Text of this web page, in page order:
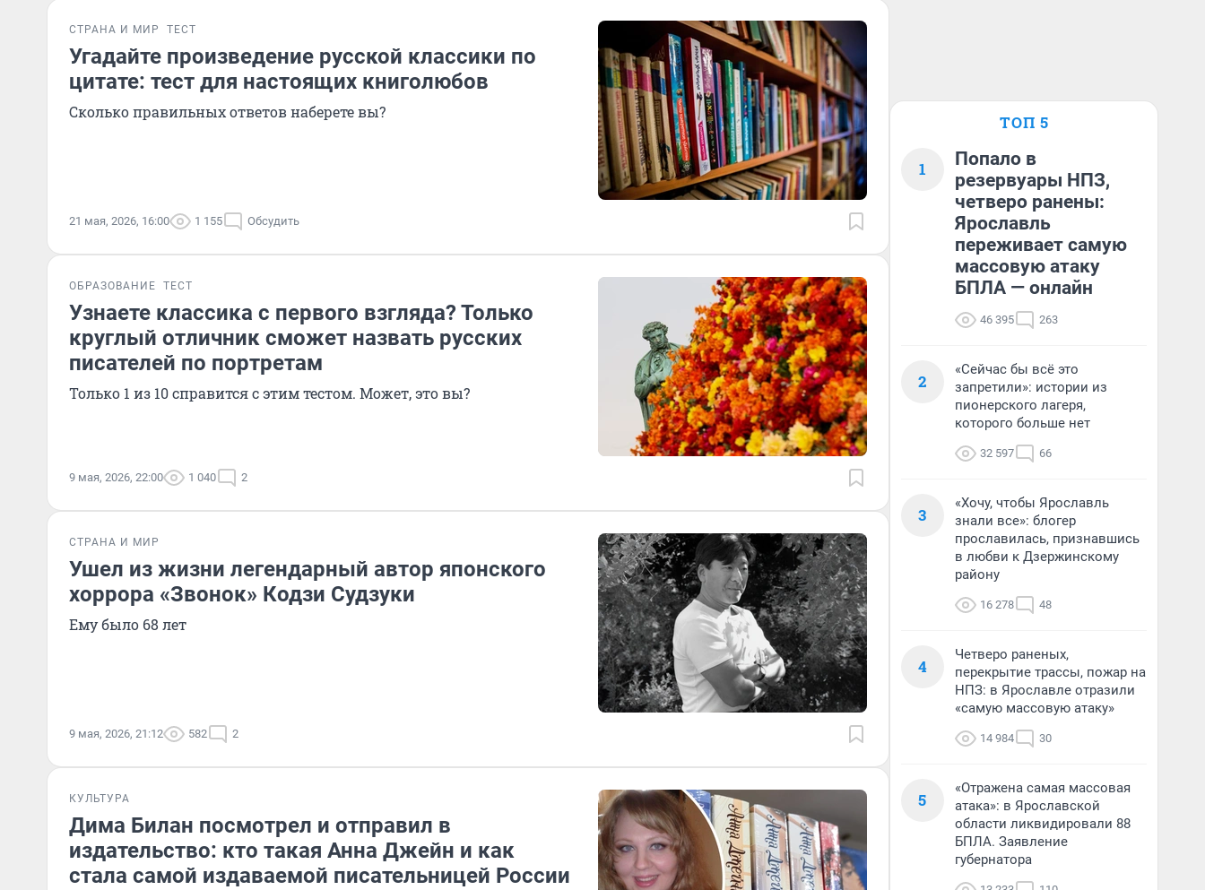
СТРАНА И МИР ТЕСТ
Угадайте произведение русской классики по
цитате: тест для настоящих книголюбов
Сколько правильных ответов наберете вы?
21 мая, 2026, 16:00 1 155 Обсудить
ОБРАЗОВАНИЕ ТЕСТ
Узнаете классика с первого взгляда? Только
круглый отличник сможет назвать русских
писателей по портретам
Только 1 из 10 справится с этим тестом. Может, это вы?
9 мая, 2026, 22:00 1 040 2
СТРАНА И МИР
Ушел из жизни легендарный автор японского
хоррора «Звонок» Кодзи Судзуки
Ему было 68 лет
9 мая, 2026, 21:12 582 2
КУЛЬТУРА
Дима Билан посмотрел и отправил в
издательство: кто такая Анна Джейн и как
стала самой издаваемой писательницей России
ТОП 5
1
Попало в
резервуары НПЗ,
четверо ранены:
Ярославль
переживает самую
массовую атаку
БПЛА — онлайн
46 395 263
2
«Сейчас бы всё это
запретили»: истории из
пионерского лагеря,
которого больше нет
32 597 66
3
«Хочу, чтобы Ярославль
знали все»: блогер
прославилась, признавшись
в любви к Дзержинскому
району
16 278 48
4
Четверо раненых,
перекрытие трассы, пожар на
НПЗ: в Ярославле отразили
«самую массовую атаку»
14 984 30
5
«Отражена самая массовая
атака»: в Ярославской
области ликвидировали 88
БПЛА. Заявление
губернатора